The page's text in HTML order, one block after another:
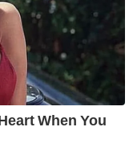
When You